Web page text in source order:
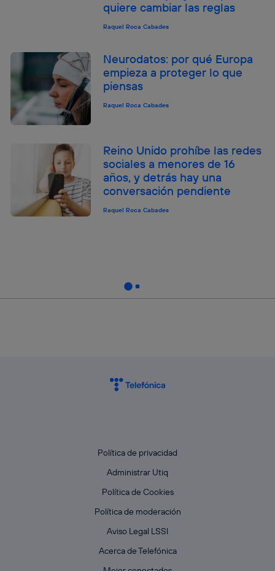
quiere cambiar las reglas
Raquel Roca Cabades
Neurodatos: por qué Europa
empieza a proteger lo que
piensas
Raquel Roca Cabades
Reino Unido prohíbe las redes
sociales a menores de 16
años, y detrás hay una
conversación pendiente
Raquel Roca Cabades
Política de privacidad
Administrar Utiq
Política de Cookies
Política de moderación
Aviso Legal LSSI
Acerca de Telefónica